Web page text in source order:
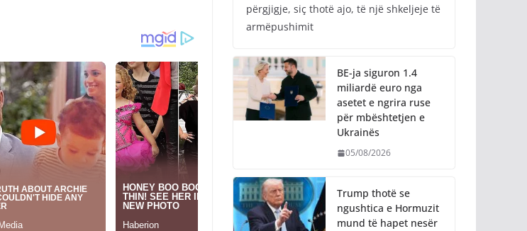
përgjigje, siç thotë ajo, të një shkeljeje të
armëpushimit
BE-ja siguron 1.4
miliardë euro nga
asetet e ngrira ruse
për mbështetjen e
Ukrainës
05/08/2026
Trump thotë se
ngushtica e Hormuzit
mund të hapet nesër